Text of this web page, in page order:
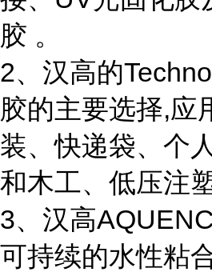
胶 。
2、汉高的
胶的主要选择,应
装、快递袋、个
和木工、低压注
3、汉高
可持续的水性粘